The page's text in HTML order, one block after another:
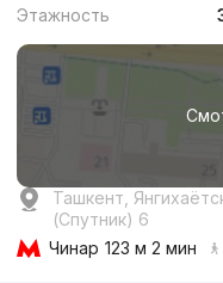
Этажность
Ташкент,
(Спутник) 6
Чинар 123 м 2 мин